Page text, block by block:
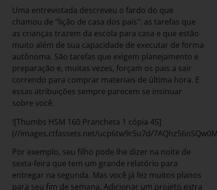
Uma entrevistada descreveu o fardo do que
chamou de “lição de casa dos pais”: as tarefas que
as crianças trazem da escola para casa e que estão
muito além de sua capacidade de executar de forma
autônoma. São tarefas que exigem planejamento e
preparação e, muitas vezes, forçam os pais a sair
correndo para comprar materiais de última hora. E
essas atribuições sempre parecem se insinuar
sobre você.
![Thumbs HSM 160 Prancheta 1 cópia 45]
(//images.ctfassets.net/ucp6tw9r5u7d/
Por exemplo, seu filho pode lhe dizer na noite de
sexta-feira que tem um grande relatório para
entregar na segunda. Mas você já fez muitos planos
para seu fim de semana. Adicionar um projeto extra